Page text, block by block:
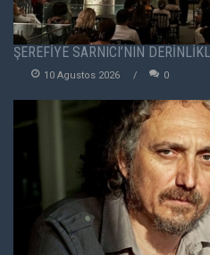
ŞEREFİYE SARNICI’NIN
10 Agustos 2026 0